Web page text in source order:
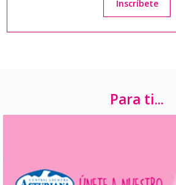
Inscríbete
Para ti...